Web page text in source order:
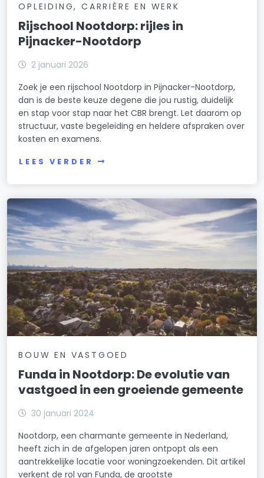
OPLEIDING, CARRIÈRE EN WERK
Rijschool Nootdorp: rijles in
Pijnacker-Nootdorp
2 januari 2026
Zoek je een rijschool Nootdorp in Pijnacker-Nootdorp,
dan is de beste keuze degene die jou rustig, duidelijk
en stap voor stap naar het CBR brengt. Let daarom op
structuur, vaste begeleiding en heldere afspraken over
kosten en examens.
LEES VERDER
BOUW EN VASTGOED
Funda in Nootdorp: De evolutie van
vastgoed in een groeiende gemeente
30 januari 2024
Nootdorp, een charmante gemeente in Nederland,
heeft zich in de afgelopen jaren ontpopt als een
aantrekkelijke locatie voor woningzoekenden. Dit artikel
verkent de rol van Funda, de grootste